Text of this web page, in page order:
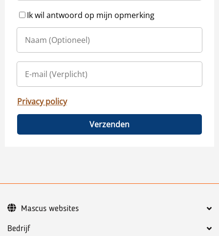
Ik wil antwoord op mijn opmerking
Privacy policy
Verzenden
Bedrijf
Mascus websites